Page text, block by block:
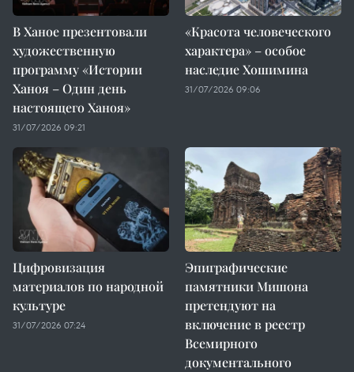
В Ханое презентовали
художественную
программу «Истории
Ханоя – Один день
настоящего Ханоя»
31/07/2026 09:21
«Красота человеческого
характера» – особое
наследие Хошимина
31/07/2026 09:06
Цифровизация
материалов по народной
культуре
31/07/2026 07:24
Эпиграфические
памятники Мишона
претендуют на
включение в реестр
Всемирного
документального